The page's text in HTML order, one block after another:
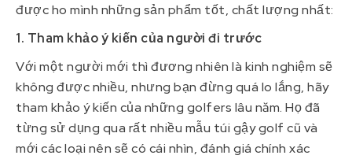
được ho mình những sản phẩm tốt, chất lượng nhất:
1. Tham khảo ý kiến của người đi trước
Với một người mới thì đương nhiên là kinh nghiệm sẽ
không được nhiều, nhưng bạn đừng quá lo lắng, hãy
tham khảo ý kiến của những golfers lâu năm. Họ đã
từng sử dụng qua rất nhiều mẫu túi gậy golf cũ và
mới các loại nên sẽ có cái nhìn, đánh giá chính xác